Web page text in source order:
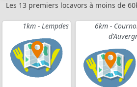
Les 13 premiers locavors à moins de
1km - Lempdes
6km -